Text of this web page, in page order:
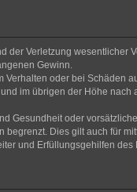
Verletzung
Gewinn.
oder bei
im übrigen der Höhe
Gesundheit oder
Dies gilt auch für
und Erfüllungsgehilfen des